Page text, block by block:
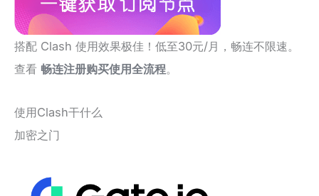
搭配 Clash 使用效果极佳！低至30元/月，畅连不限速。
查看 畅连注册购买使用全流程。
使用Clash干什么
加密之门